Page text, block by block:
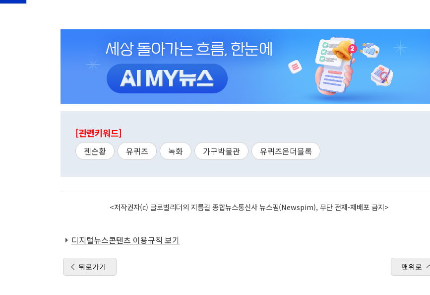
[관련키워드]
젠슨황 유퀴즈 녹화 가구박물관 유퀴즈온더블록
<저작권자(c) 글로벌리더의 지름길 종합뉴스통신사 뉴스핌(Newspim), 무단 전재-재배포 금지>
디지털뉴스콘텐츠 이용규칙 보기
뒤로가기 맨위로